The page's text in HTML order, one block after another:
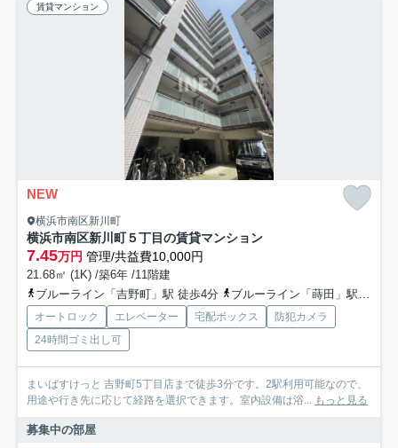
賃貸マンション
NEW
横浜市南区新川町
横浜市南区新川町５丁目の賃貸マンション
7.45万円 管理/共益費10,000円
21.68㎡ (1K) /築6年 /11階建
ブルーライン「吉野町」駅 徒歩4分
ブルーライン「蒔田」駅 徒歩12分
オートロック エレベーター 宅配ボックス
防犯カメラ
24時間ゴミ出し可
まいばすけっと 吉野町5丁目店まで徒歩3分です。2駅利用可能なので、
用途や行き先に応じて経路を選択できます。室内設備は浴... もっと見る
募集中の部屋